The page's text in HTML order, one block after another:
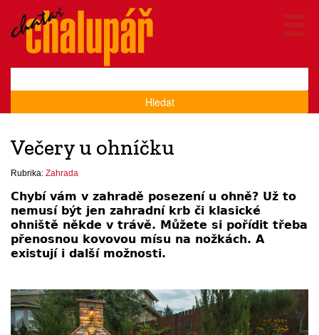
Hledat
Večery u ohníčku
Rubrika: Zahrada
Chybí vám v zahradě posezení u ohně? Už to
nemusí být jen zahradní krb či klasické
ohniště někde v trávě. Můžete si pořídit třeba
přenosnou kovovou mísu na nožkách. A
existují i další možnosti.